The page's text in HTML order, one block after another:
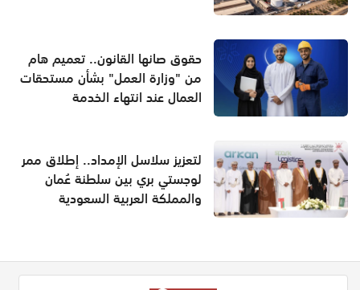
حقوق صانها القانون.. تعميم هام
من "وزارة العمل" بشأن مستحقات
العمال عند انتهاء الخدمة
لتعزيز سلاسل الإمداد.. إطلاق ممر
لوجستي بري بين سلطنة عُمان
والمملكة العربية السعودية